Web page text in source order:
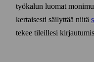
työ­kalun luomat
kertaisesti säilyttää niitä
tekee tileillesi